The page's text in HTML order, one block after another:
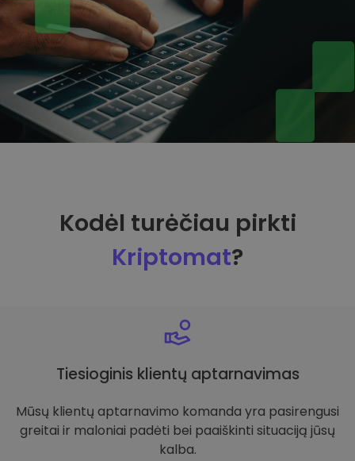
Kodėl turėčiau pirkti
Kriptomat?
Tiesioginis klientų aptarnavimas
Mūsų klientų aptarnavimo komanda yra pasirengusi
greitai ir maloniai padėti bei paaiškinti situaciją jūsų
kalba.